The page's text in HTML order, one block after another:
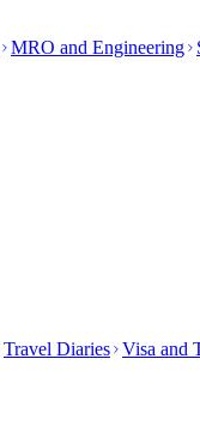
MRO and Engineering
Travel Diaries Visa and